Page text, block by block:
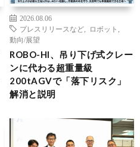
2026.08.06
プレスリリースなど
ロボット
動向/展望
ROBO-HI、吊り下げ式クレー
ンに代わる超重量級
200tAGVで「落下リスク」
解消と説明